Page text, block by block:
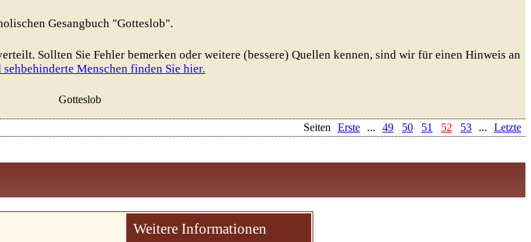
Gesangbuch "Gotteslob".
Sollten Sie Fehler bemerken oder weitere (bessere) Quellen kennen, sind wir für einen Hinweis an
Menschen finden Sie hier.
Gotteslob
Seiten Erste ... 49 50 51 52 53 ...
Letzte
Weitere Informationen